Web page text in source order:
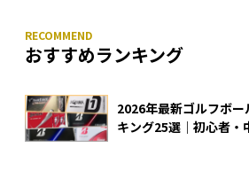
おすすめランキング
2026年最新ゴルフボ
キング25選｜初心者・